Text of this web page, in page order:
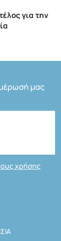
για την
μας
χρήσης